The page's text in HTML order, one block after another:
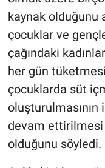
kaynak olduğunu
çocuklar ve
çağındaki
her gün
çocuklarda süt
oluşturulmasının
devam ettirilmesi
olduğunu söyledi.